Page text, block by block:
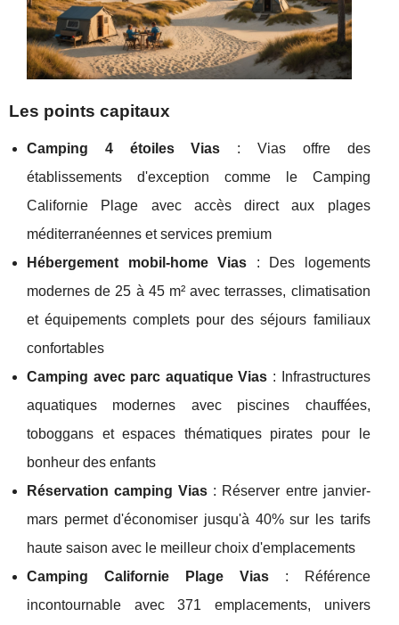
Les points capitaux
Camping 4 étoiles Vias : Vias offre des
établissements d'exception comme le Camping
Californie Plage avec accès direct aux plages
méditerranéennes et services premium
Hébergement mobil-home Vias : Des logements
modernes de 25 à 45 m² avec terrasses, climatisation
et équipements complets pour des séjours familiaux
confortables
Camping avec parc aquatique Vias : Infrastructures
aquatiques modernes avec piscines chauffées,
toboggans et espaces thématiques pirates pour le
bonheur des enfants
Réservation camping Vias : Réserver entre janvier-
mars permet d'économiser jusqu'à 40% sur les tarifs
haute saison avec le meilleur choix d'emplacements
Camping Californie Plage Vias: Référence
incontournable avec 371 emplacements, univers